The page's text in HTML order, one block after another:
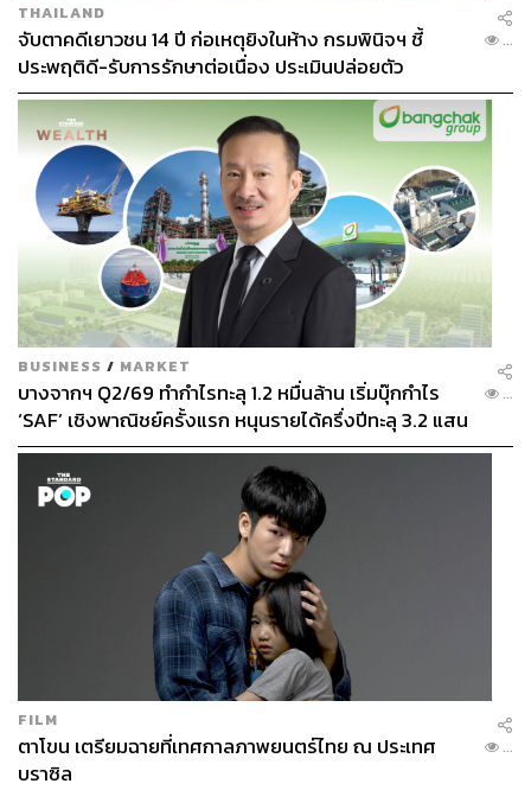
THAILAND
จับตาคดีเยาวชน 14 ปี ก่อเหตุยิงในห้าง กรมพินิจฯ ชี้
ประพฤติดี-รับการรักษาต่อเนื่อง ประเมินปล่อยตัว
...
BUSINESS / MARKET
บางจากฯ Q2/69 ทำกำไรทะลุ 1.2 หมื่นล้าน เริ่มบุ๊กกำไร
‘SAF’ เชิงพาณิชย์ครั้งแรก หนุนรายได้ครึ่งปีทะลุ 3.2 แสน
ล้าน
...
FILM
ตาโขน เตรียมฉายที่เทศกาลภาพยนตร์ไทย ณ ประเทศ
บราซิล
...